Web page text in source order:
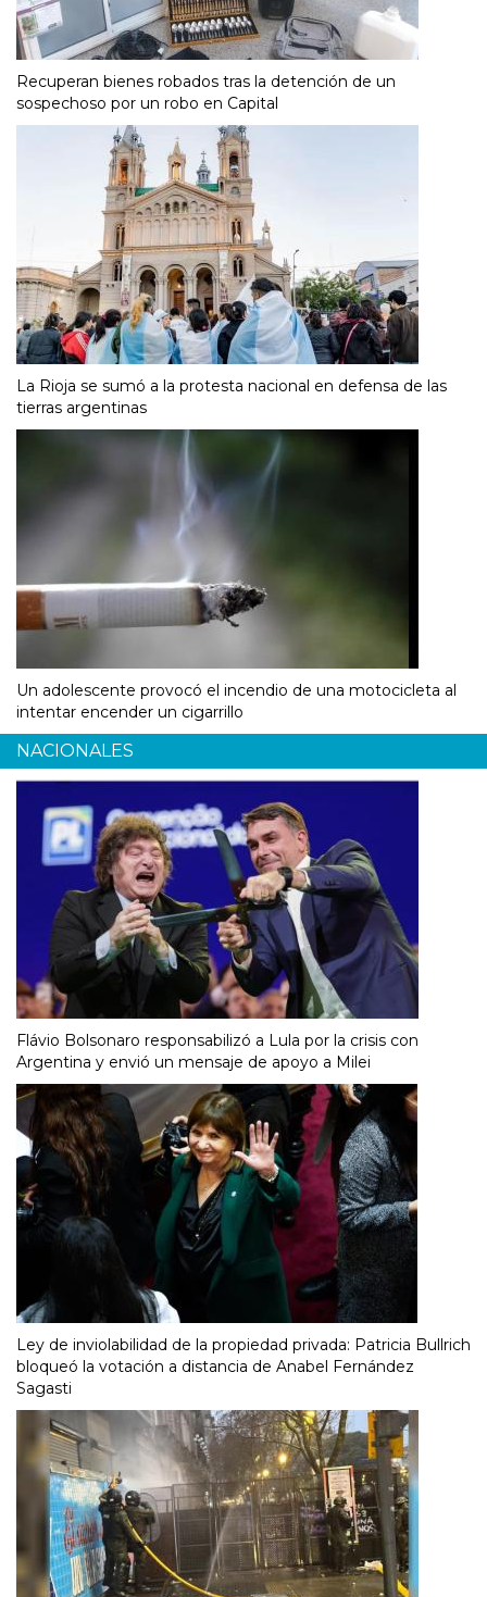
Recuperan bienes robados tras la detención de un
sospechoso por un robo en Capital
La Rioja se sumó a la protesta nacional en defensa de las
tierras argentinas
Un adolescente provocó el incendio de una motocicleta al
intentar encender un cigarrillo
NACIONALES
Flávio Bolsonaro responsabilizó a Lula por la crisis con
Argentina y envió un mensaje de apoyo a Milei
Ley de inviolabilidad de la propiedad privada: Patricia Bullrich
bloqueó la votación a distancia de Anabel Fernández
Sagasti